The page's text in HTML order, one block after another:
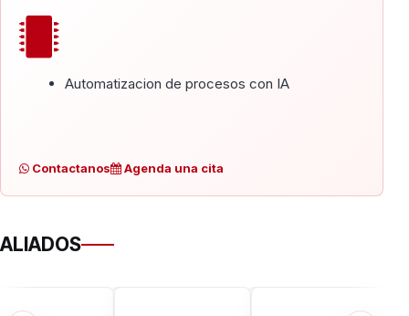
Automatizacion de procesos con IA
Contactanos Agenda una cita
ALIADOS